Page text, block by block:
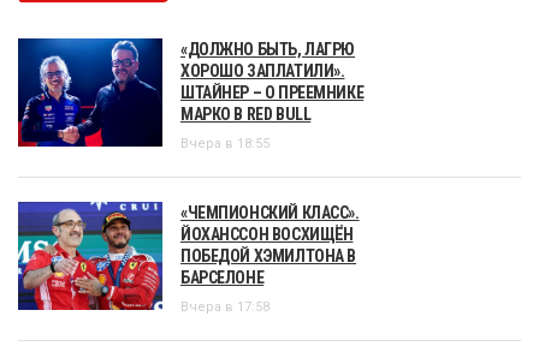
«ДОЛЖНО БЫТЬ, ЛАГРЮ
ХОРОШО ЗАПЛАТИЛИ».
ШТАЙНЕР – О ПРЕЕМНИКЕ
МАРКО В RED BULL
Вчера в 18:55
«ЧЕМПИОНСКИЙ КЛАСС».
ЙОХАНССОН ВОСХИЩЁН
ПОБЕДОЙ ХЭМИЛТОНА В
БАРСЕЛОНЕ
Вчера в 17:58